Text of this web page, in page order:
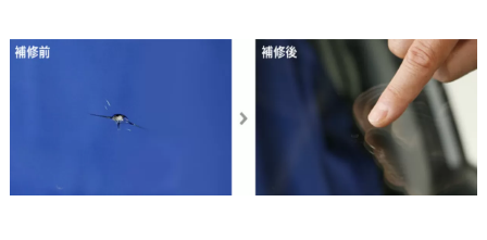
コンビネーションブレイク
フロントガラスリペアの工程